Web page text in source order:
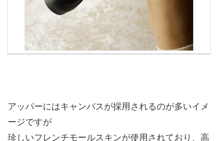
アッパーにはキャンバスが採用されるのが多いイメ
ージですが
珍しいフレンチモールスキンが使用されており、高